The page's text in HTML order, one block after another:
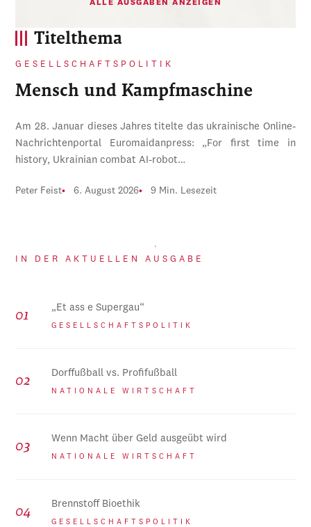
Titelthema
GESELLSCHAFTSPOLITIK
Mensch und Kampfmaschine
Am 28. Januar dieses Jahres titelte das ukrainische Online-
Nachrichtenportal Euromaidanpress: „For first time in
history, Ukrainian combat AI-robot…
Peter Feist 6. August 2026 9 Min. Lesezeit
IN DER AKTUELLEN AUSGABE
„Et ass e Supergau“
GESELLSCHAFTSPOLITIK
Dorffußball vs. Profifußball
NATIONALE WIRTSCHAFT
Wenn Macht über Geld ausgeübt wird
NATIONALE WIRTSCHAFT
Brennstoff Bioethik
GESELLSCHAFTSPOLITIK
ALLE AUSGABEN ANZEIGEN